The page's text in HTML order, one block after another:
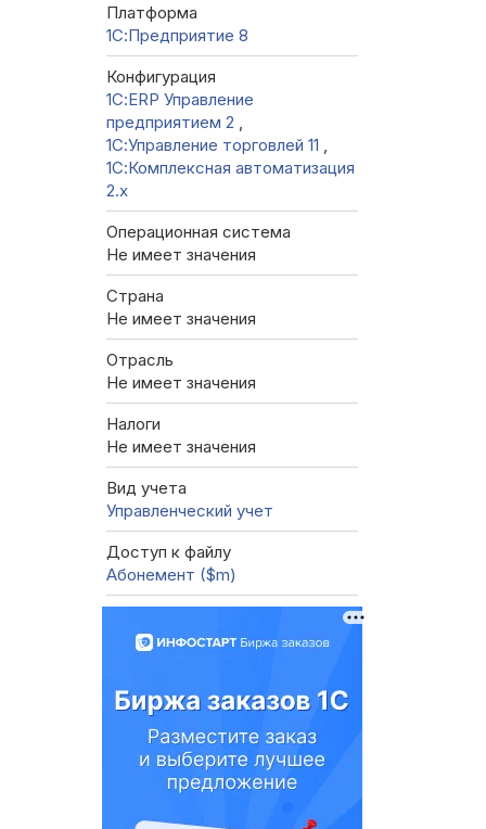
Платформа
1С:Предприятие 8
Конфигурация
1С:ERP Управление
предприятием 2 ,
1С:Управление торговлей 11 ,
1С:Комплексная автоматизация
2.х
Операционная система
Не имеет значения
Страна
Не имеет значения
Отрасль
Не имеет значения
Налоги
Не имеет значения
Вид учета
Управленческий учет
Доступ к файлу
Абонемент ($m)